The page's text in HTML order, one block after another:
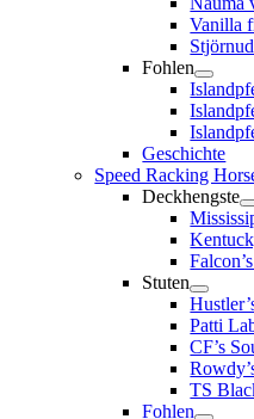
Vanilla
Fohlen
Geschichte
Speed Racking
Deckhengste
Stuten
Patti
CF’s
TS
Fohlen